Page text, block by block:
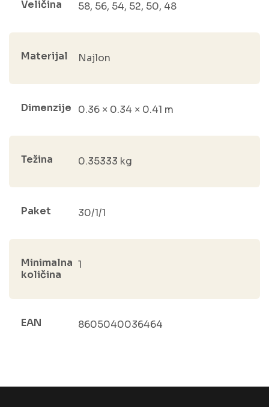
Veličina 58, 56, 54, 52, 50, 48
Materijal Najlon
Dimenzije 0.36 × 0.34 × 0.41 m
Težina 0.35333 kg
Paket 30/1/1
Minimalna
količina
1
EAN 8605040036464